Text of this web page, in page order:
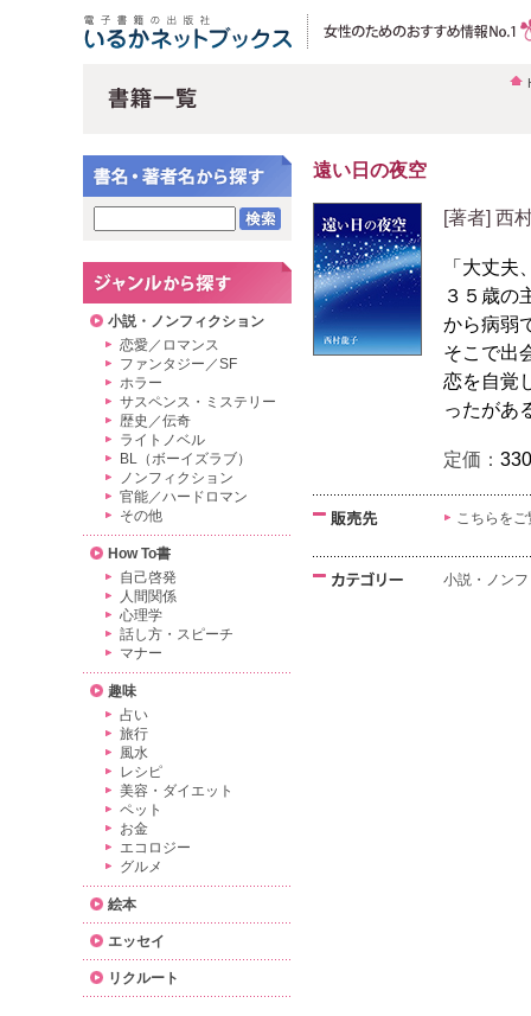
遠い日の夜空
[著者] 西
「大丈
３５歳の
から病弱
そこで出
恋を自覚
ったがあ
定価：
こちらを
小説・ノン
小説・ノンフィクション
恋愛／ロマンス
ファンタジー／SF
ホラー
サスペンス・ミステリー
歴史／伝奇
ライトノベル
BL（ボーイズラブ）
ノンフィクション
官能／ハードロマン
その他
How To書
自己啓発
人間関係
心理学
話し方・スピーチ
マナー
趣味
占い
旅行
風水
レシピ
美容・ダイエット
ペット
お金
エコロジー
グルメ
絵本
エッセイ
リクルート